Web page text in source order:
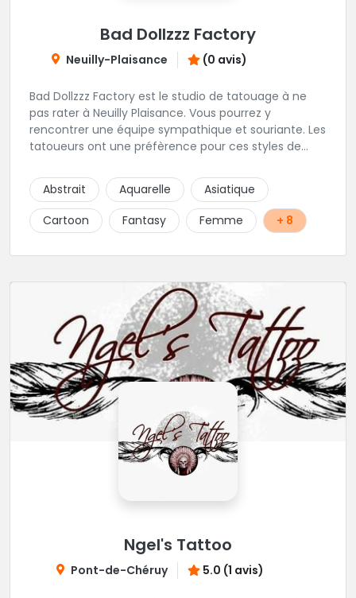
Bad Dollzzz Factory
Neuilly-Plaisance (0 avis)
Bad Dollzzz Factory est le studio de tatouage à ne
pas rater à Neuilly Plaisance. Vous pourrez y
rencontrer une équipe sympathique et souriante. Les
tatoueurs ont une préfèrence pour ces styles de
culture et traits fins. Foncez !
Abstrait Aquarelle
Asiatique
Cartoon
Fantasy Femme + 8
Ngel's Tattoo
Pont-de-Chéruy 5.0 (1 avis)